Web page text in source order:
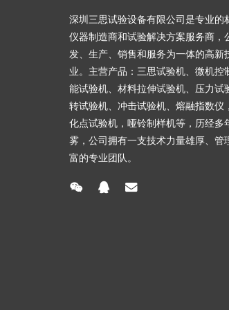
深圳三思试验设备有限公司是专业的
仪器制造商和试验解决方案服务商，
发、生产、销售和服务为一体的高新
业。主营产品：三思试验机、微机控
能试验机、材料拉伸试验机、压力试
转试验机、冲击试验机、熔融指数仪
化点试验机，哑铃制样机等，历经多
雾，公司拥有一支技术力量雄厚、管
富的专业团队。